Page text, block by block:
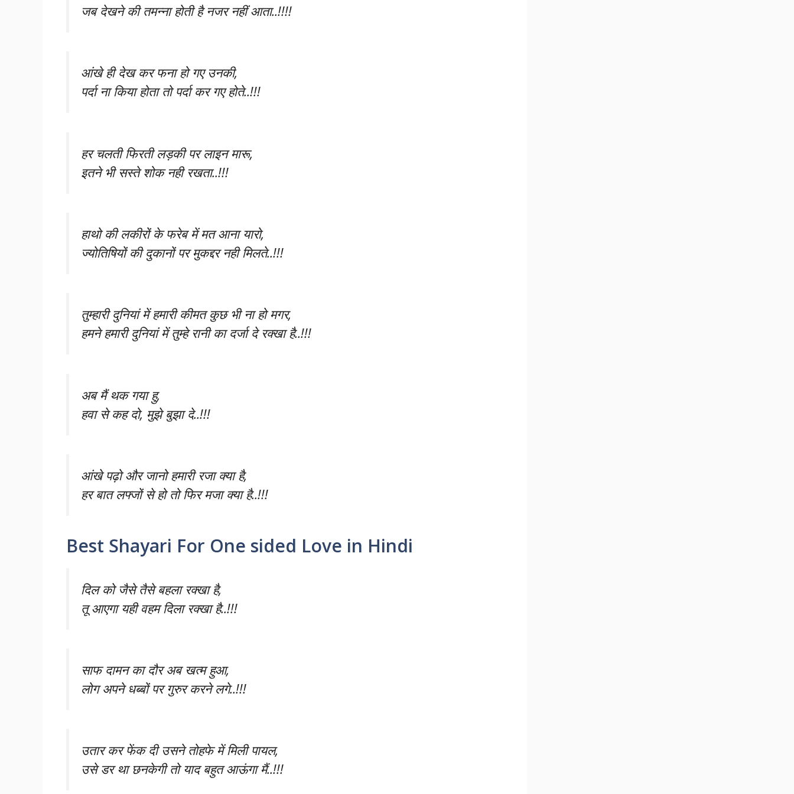
जब देखने की तमन्ना होती है नजर नहीं आता..!!!!
आंखे ही देख कर फना हो गए उनकी,
पर्दा ना किया होता तो पर्दा कर गए होते..!!!
हर चलती फिरती लड़की पर लाइन मारू,
इतने भी सस्ते शोक नही रखता..!!!
हाथो की लकीरों के फरेब में मत आना यारो,
ज्योतिषियों की दुकानों पर मुकद्दर नही मिलते..!!!
तुम्हारी दुनियां में हमारी कीमत कुछ भी ना हो मगर,
हमने हमारी दुनियां में तुम्हे रानी का दर्जा दे रक्खा है..!!!
अब मैं थक गया हु,
हवा से कह दो, मुझे बुझा दे..!!!
आंखे पढ़ो और जानो हमारी रजा क्या है,
हर बात लफ्जों से हो तो फिर मजा क्या है..!!!
Best Shayari For One sided Love in Hindi
दिल को जैसे तैसे बहला रक्खा है,
तू आएगा यही वहम दिला रक्खा है..!!!
साफ दामन का दौर अब खत्म हुआ,
लोग अपने धब्बों पर गुरुर करने लगे..!!!
उतार कर फेंक दी उसने तोहफे में मिली पायल,
उसे डर था छनकेगी तो याद बहुत आऊंगा मैं..!!!